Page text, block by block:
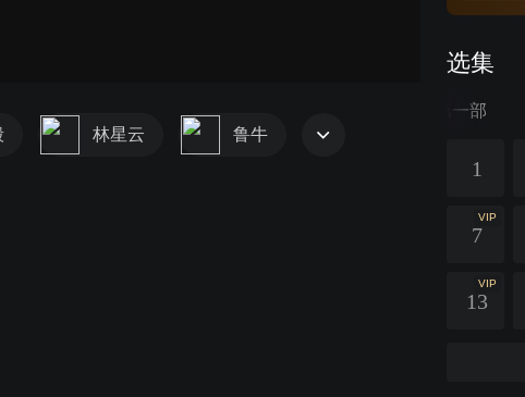
选集
第一部
1
VIP
7
VIP
13
林星云 鲁牛